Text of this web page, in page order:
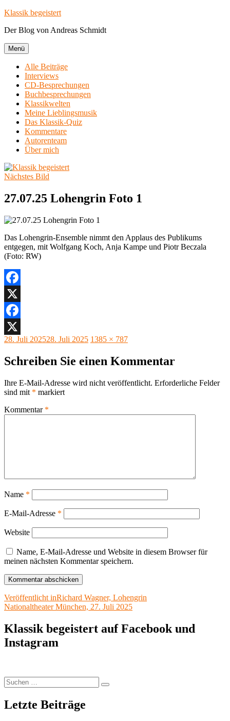
Zum
springen
Klassik begeistert
Der Blog von Andreas Schmidt
Menü
Alle Beiträge
Interviews
CD-Besprechungen
Buchbesprechungen
Klassikwelten
Meine Lieblingsmusik
Das Klassik-Quiz
Kommentare
Autorenteam
Über mich
Nächstes Bild
27.07.25 Lohengrin Foto 1
Das Lohengrin-Ensemble nimmt den Applaus des Publikums
entgegen, mit Wolfgang Koch, Anja Kampe und Piotr Beczala
(Foto: RW)
Facebook
X
Facebook
X
Veröffentlicht
28. Juli 202528. Juli 2025 Originalgröße
1385 × 787
Schreiben Sie einen Kommentar
Ihre E-Mail-Adresse wird nicht veröffentlicht. Erforderliche Felder
sind mit * markiert
Kommentar *
Name *
E-Mail-Adresse *
Website
Name, E-Mail-Adresse und Website in diesem Browser für
meinen nächsten Kommentar speichern.
Beitragsnavigation
Veröffentlicht inRichard Wagner, Lohengrin
Nationaltheater München, 27. Juli 2025
Klassik begeistert auf Facebook und
Instagram
Suchen
nach:
Suchen
Letzte Beiträge